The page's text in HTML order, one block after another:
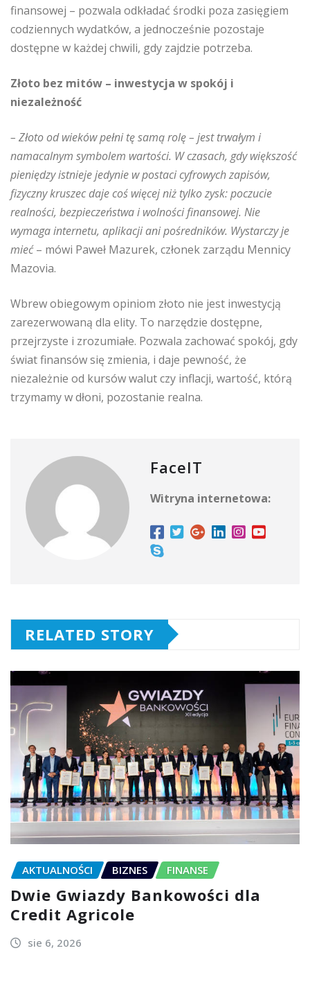
finansowej – pozwala odkładać środki poza zasięgiem
codziennych wydatków, a jednocześnie pozostaje
dostępne w każdej chwili, gdy zajdzie potrzeba.
Złoto bez mitów – inwestycja w spokój i
niezależność
– Złoto od wieków pełni tę samą rolę – jest trwałym i
namacalnym symbolem wartości. W czasach, gdy większość
pieniędzy istnieje jedynie w postaci cyfrowych zapisów,
fizyczny kruszec daje coś więcej niż tylko zysk: poczucie
realności, bezpieczeństwa i wolności finansowej. Nie
wymaga internetu, aplikacji ani pośredników. Wystarczy je
mieć – mówi Paweł Mazurek, członek zarządu Mennicy
Mazovia.
Wbrew obiegowym opiniom złoto nie jest inwestycją
zarezerwowaną dla elity. To narzędzie dostępne,
przejrzyste i zrozumiałe. Pozwala zachować spokój, gdy
świat finansów się zmienia, i daje pewność, że
niezależnie od kursów walut czy inflacji, wartość, którą
trzymamy w dłoni, pozostanie realna.
FaceIT
Witryna internetowa:
RELATED STORY
AKTUALNOŚCI BIZNES FINANSE
Dwie Gwiazdy Bankowości dla
Credit Agricole
sie 6, 2026